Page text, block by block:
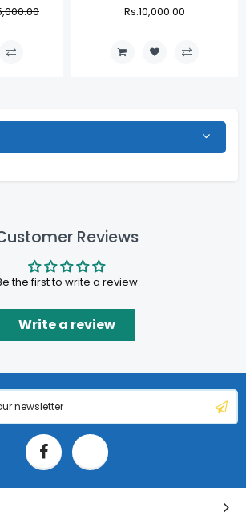
Regular
Rs.10,000.00
Reviews
the first to write a review
Write a review